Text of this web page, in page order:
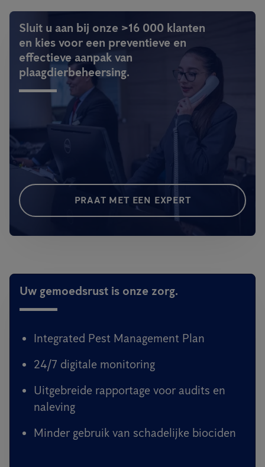
Sluit u aan bij onze >16 000 klanten
en kies voor een preventieve en
effectieve aanpak van
plaagdierbeheersing.
PRAAT MET EEN EXPERT
Uw gemoedsrust is onze zorg.
Integrated Pest Management Plan
24/7 digitale monitoring
Uitgebreide rapportage voor audits en
naleving
Minder gebruik van schadelijke biociden